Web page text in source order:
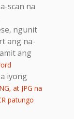
scan na
ngunit
ang na-
ang
iyong
at JPG na
patungo